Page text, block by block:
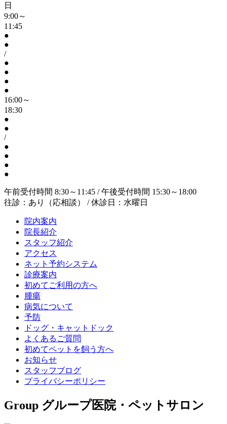
日
9:00～
11:45
●
●
/
●
●
●
●
16:00～
18:30
●
●
/
●
●
●
●
午前受付時間 8:30～11:45 / 午後受付時間 15:30～18:00
往診：あり（応相談） / 休診日：水曜日
院内案内
院長紹介
スタッフ紹介
アクセス
ネット予約システム
診療案内
初めてご利用の方へ
腫瘍
病気について
予防
ドッグ・キャットドック
よくあるご質問
初めてペットを飼う方へ
お知らせ
スタッフブログ
プライバシーポリシー
Group グループ医院・ペットサロン